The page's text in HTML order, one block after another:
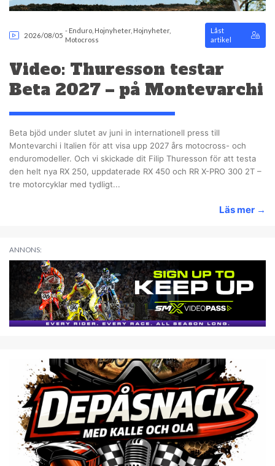
2026/08/05
- Enduro Hojnyheter, Hojnyheter,
Motocross
Låst
artikel
Video: Thuresson testar
Beta 2027 – på Montevarchi
Beta bjöd under slutet av juni in internationell press till
Montevarchi i Italien för att visa upp 2027 års motocross- och
enduromodeller. Och vi skickade dit Filip Thuresson för att testa
den helt nya RX 250, uppdaterade RX 450 och RR X-PRO 300 2T –
tre motorcyklar med tydligt...
Läs mer →
ANNONS: